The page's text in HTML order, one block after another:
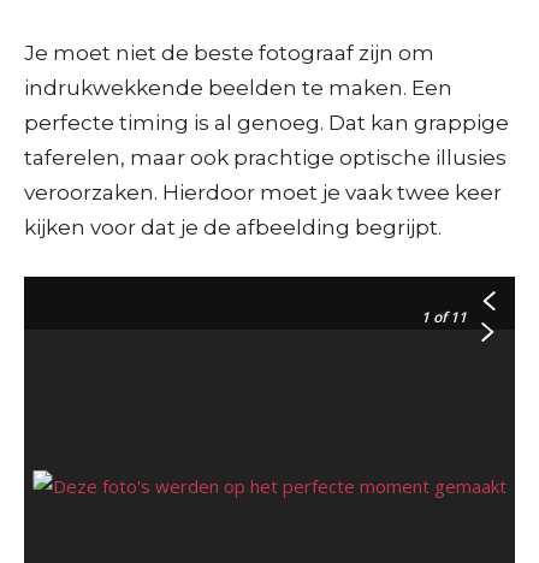
Je moet niet de beste fotograaf zijn om
indrukwekkende beelden te maken. Een
perfecte timing is al genoeg. Dat kan grappige
taferelen, maar ook prachtige optische illusies
veroorzaken. Hierdoor moet je vaak twee keer
kijken voor dat je de afbeelding begrijpt.
1 of 11